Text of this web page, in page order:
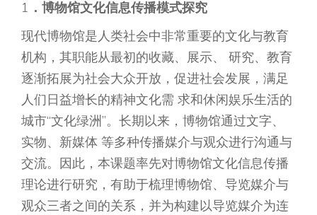
1 ．博物馆文化信息传播模式探究
现代博物馆是人类社会中非常重要的文化与教育
机构，其职能从最初的收藏、展示、 研究、教育
逐渐拓展为社会大众开放，促进社会发展，满足
人们日益增长的精神文化需 求和休闲娱乐生活的
城市“文化绿洲”。长期以来，博物馆通过文字、
实物、新媒体 等多种传播媒介与观众进行沟通与
交流。因此，本课题率先对博物馆文化信息传播
理论进行研究，有助于梳理博物馆、导览媒介与
观众三者之间的关系，并为构建以导览媒介为连